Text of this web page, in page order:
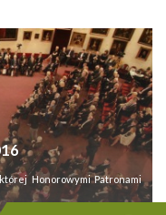
Honorowymi Patronami